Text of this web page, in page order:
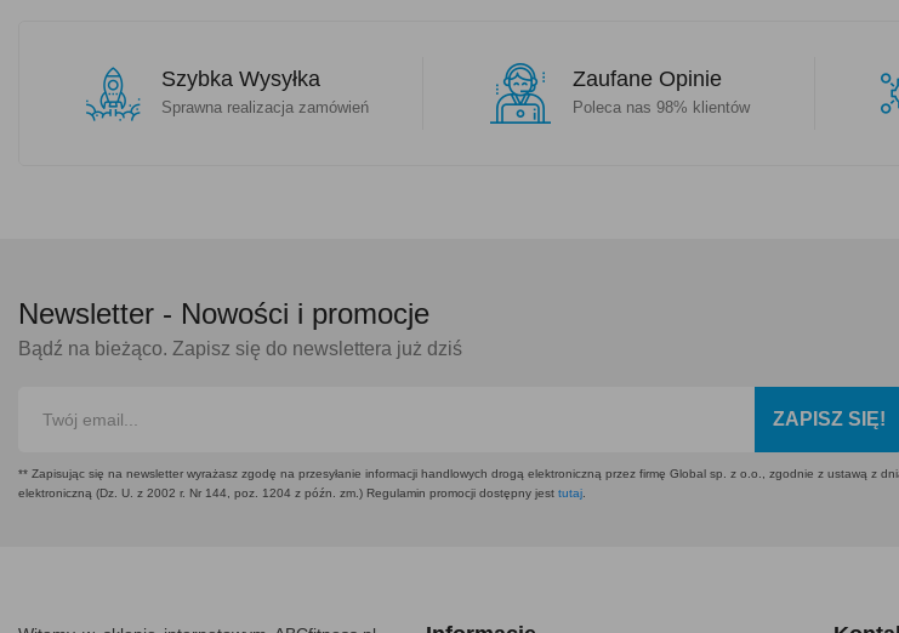
Szybka Wysyłka
Sprawna realizacja zamówień
Zaufane Opinie
Poleca nas 98% klientów
Newsletter - Nowości i promocje
Bądź na bieżąco. Zapisz się do newslettera już dziś
ZAPISZ SIĘ!
** Zapisując się na newsletter wyrażasz zgodę na przesyłanie informacji handlowych drogą elektroniczną przez firmę Global sp. z o.o., zgodnie z ustawą z
elektroniczną (Dz. U. z 2002 r. Nr 144, poz. 1204 z późn. zm.) Regulamin promocji dostępny jest tutaj